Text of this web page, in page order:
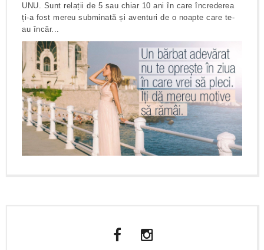
UNU. Sunt relații de 5 sau chiar 10 ani în care încrederea
ți-a fost mereu subminată și aventuri de o noapte care te-
au încăr...